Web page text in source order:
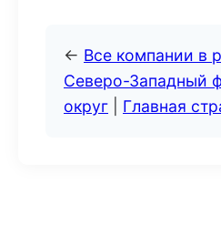
← Все компании в
Северо-Западный
округ
Главная